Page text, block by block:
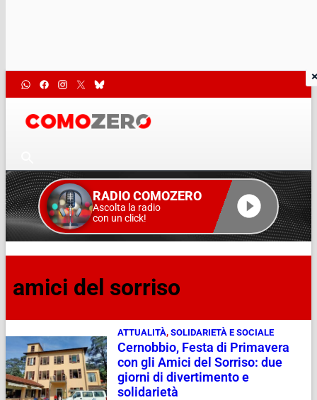
RADIO COMOZERO
Ascolta la radio
con un click!
amici del sorriso
ATTUALITÀ, SOLIDARIETÀ E SOCIALE
Cernobbio, Festa di Primavera
con gli Amici del Sorriso: due
giorni di divertimento e
solidarietà